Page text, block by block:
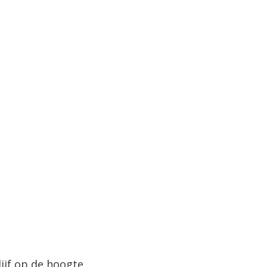
op de hoogte